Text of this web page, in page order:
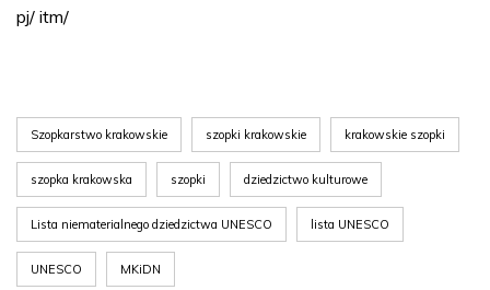
pj/ itm/
Szopkarstwo krakowskie szopki krakowskie krakowskie szopki
szopka krakowska szopki dziedzictwo kulturowe
Lista niematerialnego dziedzictwa UNESCO lista UNESCO
UNESCO MKiDN